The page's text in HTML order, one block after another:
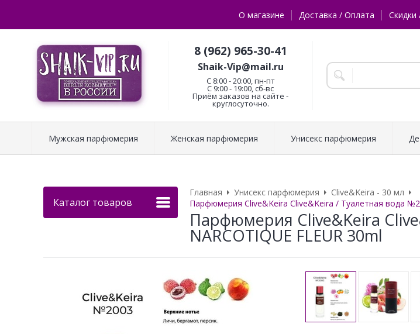
О магазине Доставка / Оплата Скидки
8 (962) 965-30-41
Shaik-Vip@mail.ru
C 8:00 - 20:00, пн-пт
С 9:00 - 19:00, сб-вс
Приём заказов на сайте -
круглосуточно.
Мужская парфюмерия Женская парфюмерия Унисекс парфюмерия
Каталог товаров
Главная Унисекс парфюмерия
Clive&Keira - 30 мл
Парфюмерия Clive&Keira Clive&Keira / Туалетная вода
Парфюмерия Clive&Keira
NARCOTIQUE FLEUR 30ml